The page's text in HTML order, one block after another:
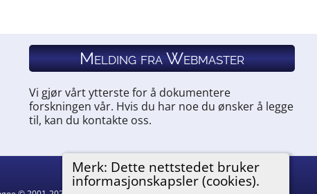
Merk: Dette nettstedet bruker
informasjonskapsler (cookies).
Melding fra Webmaster
Vi gjør vårt ytterste for å dokumentere
forskningen vår. Hvis du har noe du ønsker å legge
til, kan du kontakte oss.